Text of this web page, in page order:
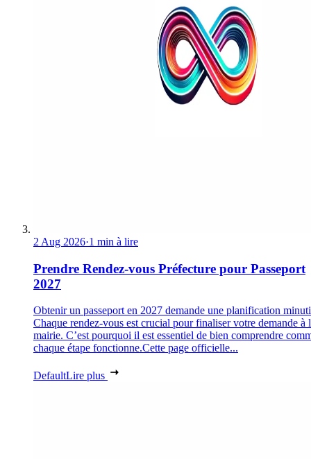
2 Aug 2026·1 min à lire
Prendre Rendez-vous Préfecture pour Passeport
2027
Obtenir un passeport en 2027 demande une planification
Chaque rendez-vous est crucial pour finaliser votre demande à
mairie. C’est pourquoi il est essentiel de bien comprendre
chaque étape fonctionne.Cette page officielle...
DefaultLire plus